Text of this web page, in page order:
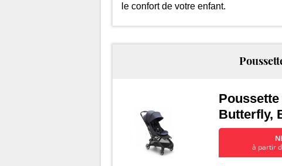
le confort de votre enfant.
Butterfly,
à partir